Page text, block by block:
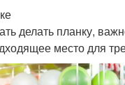
делать планку,
место для